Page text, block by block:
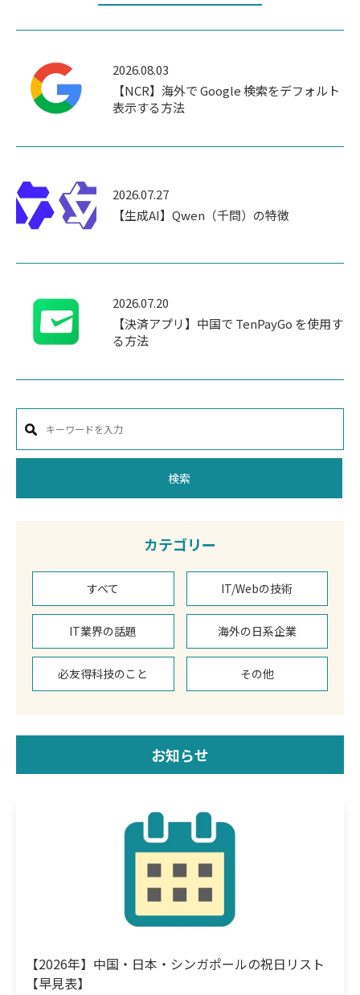
2026.08.03
【NCR】海外で Google 検索をデフォルト
表示する方法
2026.07.27
【生成AI】Qwen（千問）の特徴
2026.07.20
【決済アプリ】中国で TenPayGo を使用す
る方法
検索
カテゴリー
すべて IT/Webの技術
IT業界の話題 海外の日系企業
必友得科技のこと その他
お知らせ
【2026年】中国・日本・シンガポールの祝日リスト
【早見表】